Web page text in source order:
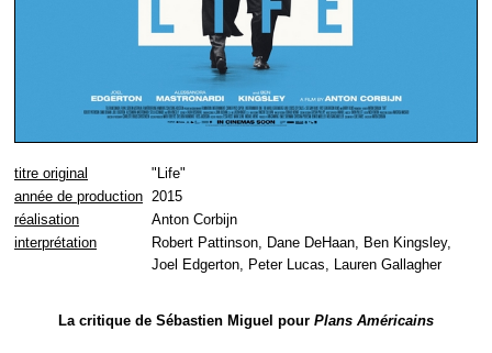
titre original
"Life"
année de production 2015
réalisation
Anton Corbijn
interprétation
Robert Pattinson, Dane DeHaan, Ben Kingsley,
Joel Edgerton, Peter Lucas, Lauren Gallagher
La critique de Sébastien Miguel pour Plans Américains